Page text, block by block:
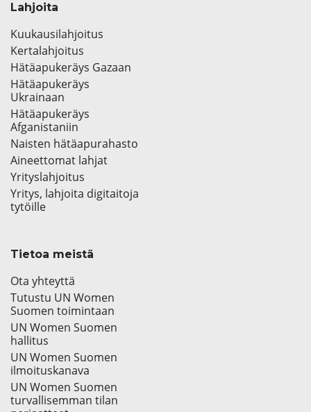
Lahjoita
Kuukausilahjoitus
Kertalahjoitus
Hätäapukeräys Gazaan
Hätäapukeräys
Ukrainaan
Hätäapukeräys
Afganistaniin
Naisten hätäapurahasto
Aineettomat lahjat
Yrityslahjoitus
Yritys, lahjoita digitaitoja
tytöille
Tietoa meistä
Ota yhteyttä
Tutustu UN Women
Suomen toimintaan
UN Women Suomen
hallitus
UN Women Suomen
ilmoituskanava
UN Women Suomen
turvallisemman tilan